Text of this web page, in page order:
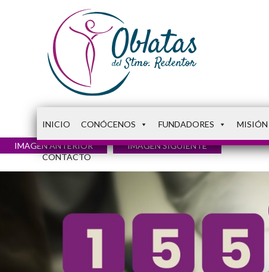
INICIO CONÓCENOS FUNDADORES MISIÓN
CONTACTO
IMAGEN ANTERIOR IMAGEN SIGUIENTE